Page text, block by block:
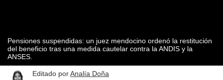
Pensiones suspendidas: un juez mendocino ordenó la restitución
del beneficio tras una medida cautelar contra la ANDIS y la
ANSES.
Editado porAnalía Doña